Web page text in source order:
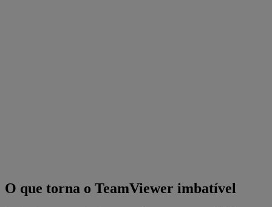
O que torna o TeamViewer imbatível